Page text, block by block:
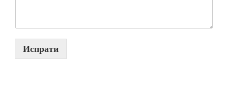
Испрати